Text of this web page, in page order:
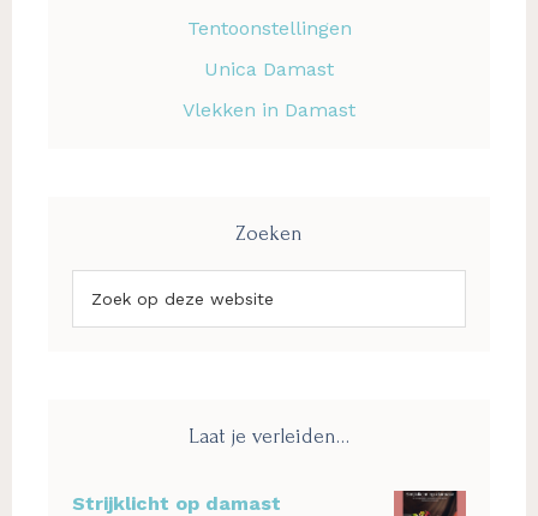
Tentoonstellingen
Unica Damast
Vlekken in Damast
Zoeken
op
Laat je verleiden…
Strijklicht op damast